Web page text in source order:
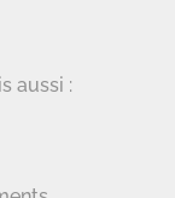
aussi :